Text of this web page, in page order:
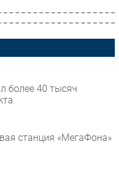
более 40 тысяч
станция «МегаФона»